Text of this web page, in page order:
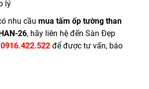
lý
nhu cầu mua tấm ốp tường than
26, hãy liên hệ đến Sàn Đẹp
0916.422.522 để được tư vấn, báo